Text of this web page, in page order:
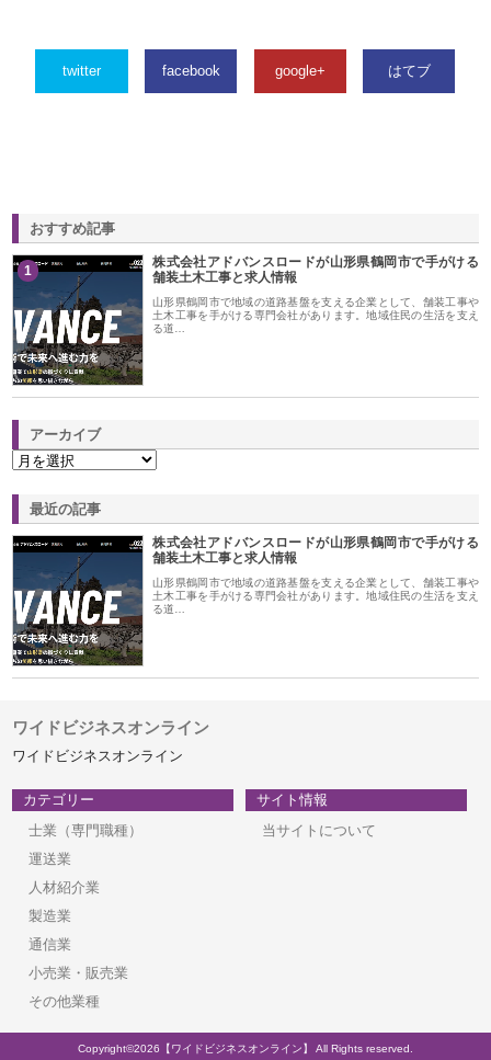
twitter facebook google+ はてブ
おすすめ記事
1
株式会社アドバンスロードが山形県鶴岡市で手がける
舗装土木工事と求人情報
山形県鶴岡市で地域の道路基盤を支える企業として、舗装工事や
土木工事を手がける専門会社があります。地域住民の生活を支え
る道…
アーカイブ
最近の記事
株式会社アドバンスロードが山形県鶴岡市で手がける
舗装土木工事と求人情報
山形県鶴岡市で地域の道路基盤を支える企業として、舗装工事や
土木工事を手がける専門会社があります。地域住民の生活を支え
る道…
ワイドビジネスオンライン
ワイドビジネスオンライン
カテゴリー
士業（専門職種）
運送業
人材紹介業
製造業
通信業
小売業・販売業
その他業種
サイト情報
当サイトについて
Copyright©2026【ワイドビジネスオンライン】 All Rights reserved.